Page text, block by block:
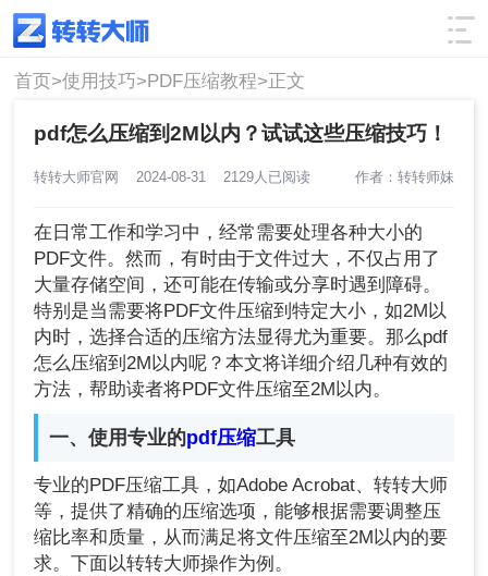
使用技巧 筛选
首页>使用技巧>PDF压缩教程>正文
pdf怎么压缩到2M以内？试试这些压缩技巧！
转转大师官网 2024-08-31 2129人已阅读 作者：转转师妹
在日常工作和学习中，经常需要处理各种大小的
PDF文件。然而，有时由于文件过大，不仅占用了
大量存储空间，还可能在传输或分享时遇到障碍。
特别是当需要将PDF文件压缩到特定大小，如2M以
内时，选择合适的压缩方法显得尤为重要。那么pdf
怎么压缩到2M以内呢？本文将详细介绍几种有效的
方法，帮助读者将PDF文件压缩至2M以内。
一、使用专业的pdf压缩工具
专业的PDF压缩工具，如Adobe Acrobat、转转大师
等，提供了精确的压缩选项，能够根据需要调整压
缩比率和质量，从而满足将文件压缩至2M以内的要
求。下面以转转大师操作为例。